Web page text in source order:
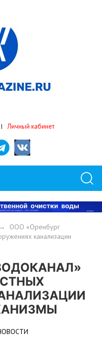
Личный кабинет
ООО «Оренбург
канализации